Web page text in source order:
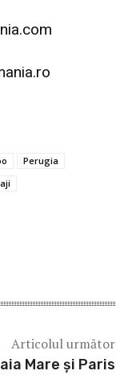
Perugia
Articolul următor
Mare și Paris